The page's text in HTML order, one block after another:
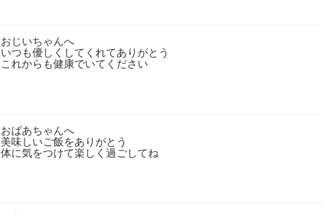
おじいちゃんへ
いつも優しくしてくれてありがとう
これからも健康でいてください
おばあちゃんへ
美味しいご飯をありがとう
体に気をつけて楽しく過ごしてね